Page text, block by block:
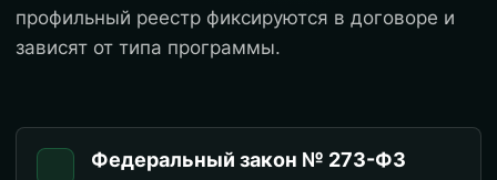
профильный реестр фиксируются в договоре и
зависят от типа программы.
Федеральный закон № 273-ФЗ